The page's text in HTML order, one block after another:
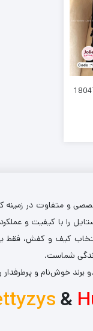
و متفاوت در
را با کیفیت و
انتخاب کیف و کفش، فقط
شماست.
برند خوش‌نام و پرطرفدار
&